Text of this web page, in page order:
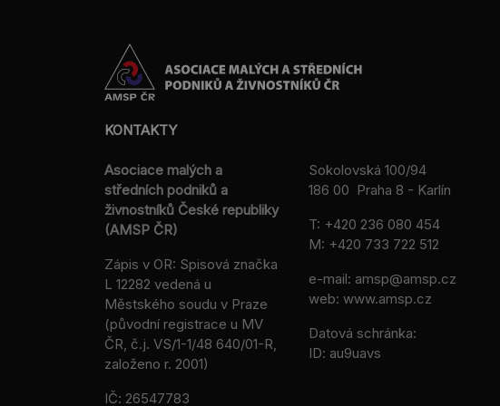
KONTAKTY
Asociace malých a
středních podniků a
živnostníků České republiky
(AMSP ČR)
Zápis v OR: Spisová značka
L 12282 vedená u
Městského soudu v Praze
(původní registrace u MV
ČR, č.j. VS/1-1/48 640/01-R,
založeno r. 2001)
IČ: 26547783
Sokolovská 100/94
186 00 Praha 8 - Karlín
T: +420 236 080 454
M: +420 733 722 512
e-mail: amsp@amsp.cz
web: www.amsp.cz
Datová schránka:
ID: au9uavs